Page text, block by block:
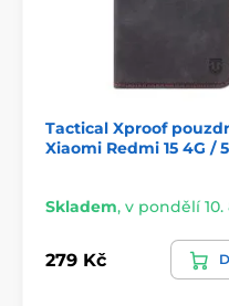
Jednoduše
Tactical Xproof
Xiaomi Redmi 15 4G /
Skladem, v pondělí 10.
279 Kč